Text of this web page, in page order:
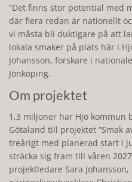
Det finns stor potential med
där flera redan är nationellt
vi måsta bli duktigare på att
lokala smaker på plats här i
Johansson, forskare i
Jönköping.
Om projektet
1,3 miljoner har Hjo kommun
Götaland till projektet ”Smak
treårigt med planerad start i
sträcka sig fram till våren
projektledare Sara